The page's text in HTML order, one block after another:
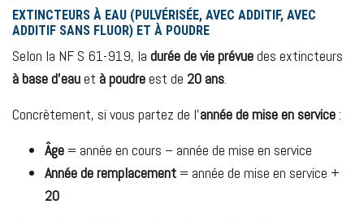
EXTINCTEURS À EAU (PULVÉRISÉE, AVEC ADDITIF, AVEC
ADDITIF SANS FLUOR) ET À POUDRE
Selon la NF S 61-919, la durée de vie prévuedes extincteurs
à base d’eauet à poudreest de 20 ans.
Concrètement, si vous partez de l’année de mise en service:
Âge = année en cours – année de mise en service
Année de remplacement = année de mise en service +
20